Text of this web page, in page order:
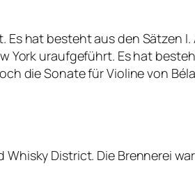
hat besteht aus den Sätzen
York uraufgeführt. Es hat
die Sonate für Violine von
District. Die Brennerei